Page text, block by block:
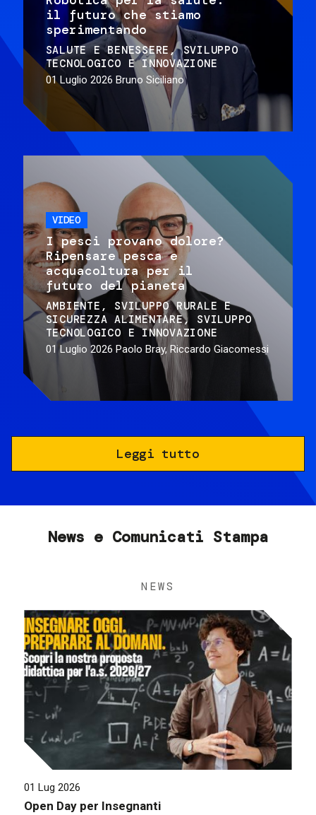
il futuro che stiamo
sperimentando
SALUTE E BENESSERE
SVILUPPO
TECNOLOGICO E INNOVAZIONE
01 Luglio 2026 Bruno Siciliano
VIDEO
I pesci provano dolore?
Ripensare pesca e
acquacoltura per il
futuro del pianeta
AMBIENTE
SVILUPPO RURALE E
SICUREZZA ALIMENTARE
SVILUPPO
TECNOLOGICO E INNOVAZIONE
01 Luglio 2026 Paolo Bray, Riccardo Giacomessi
Leggi tutto
News e Comunicati Stampa
NEWS
01 Lug 2026
Open Day per Insegnanti